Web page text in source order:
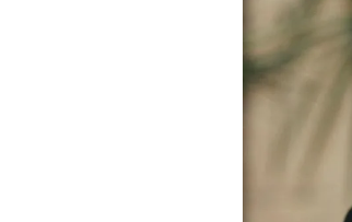
EVENTI
VIDEO